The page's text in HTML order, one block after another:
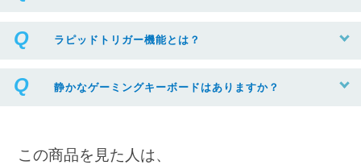
ラピッドトリガー機能とは？
静かなゲーミングキーボードはありますか？
この商品を見た人は、